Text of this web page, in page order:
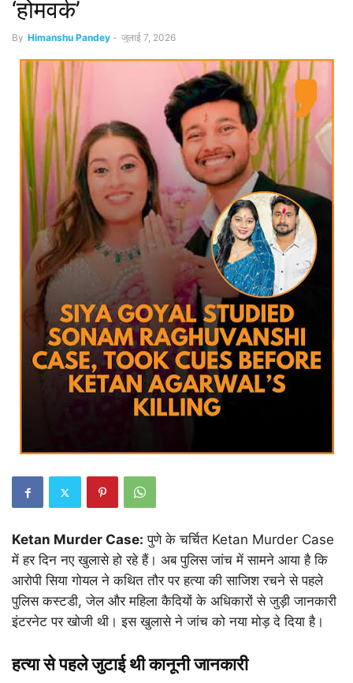
‘होमवर्क’
By Himanshu Pandey - जुलाई 7, 2026
Ketan Murder Case: पुणे के चर्चित Ketan Murder Case
में हर दिन नए खुलासे हो रहे हैं। अब पुलिस जांच में सामने आया है कि
आरोपी सिया गोयल ने कथित तौर पर हत्या की साजिश रचने से पहले
पुलिस कस्टडी, जेल और महिला कैदियों के अधिकारों से जुड़ी जानकारी
इंटरनेट पर खोजी थी। इस खुलासे ने जांच को नया मोड़ दे दिया है।
हत्या से पहले जुटाई थी कानूनी जानकारी